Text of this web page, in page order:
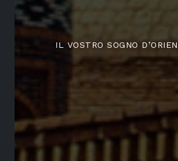
IL VOSTRO SOGNO